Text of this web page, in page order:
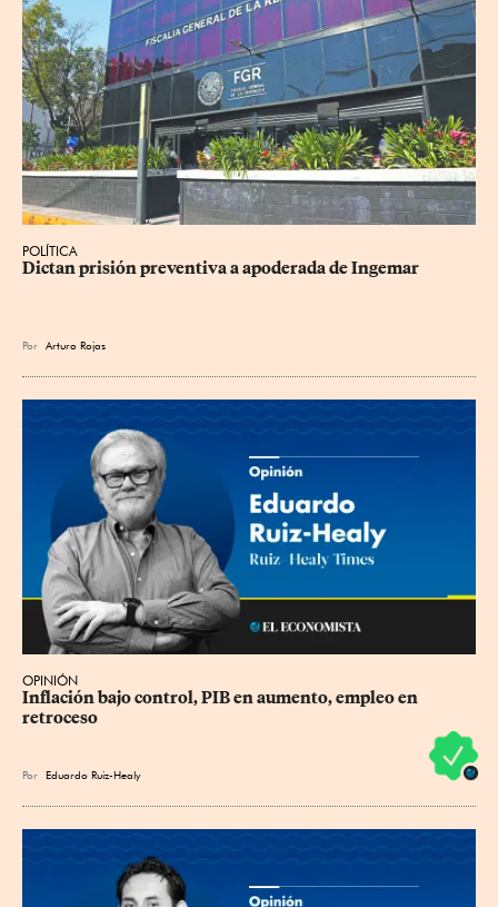
POLÍTICA
Dictan prisión preventiva a apoderada de Ingemar
Por Arturo Rojas
OPINIÓN
Inflación bajo control, PIB en aumento, empleo en
retroceso
Por Eduardo Ruiz-Healy